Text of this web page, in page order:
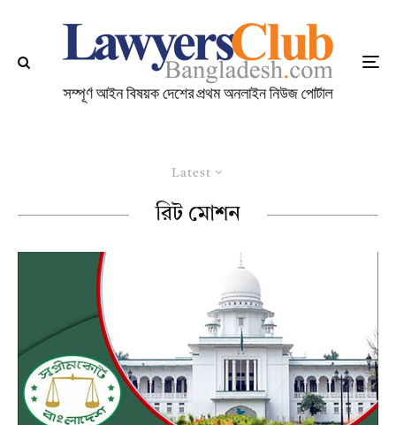
Latest
রিট মোশন